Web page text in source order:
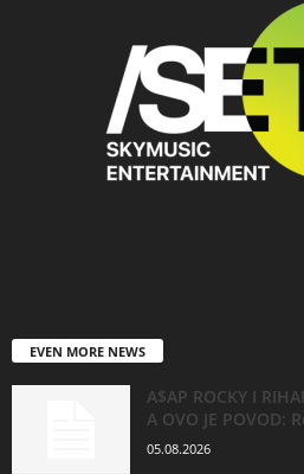
EVEN MORE NEWS
A$AP ROCKY I
A OVO JE POVOD:
05.08.2026